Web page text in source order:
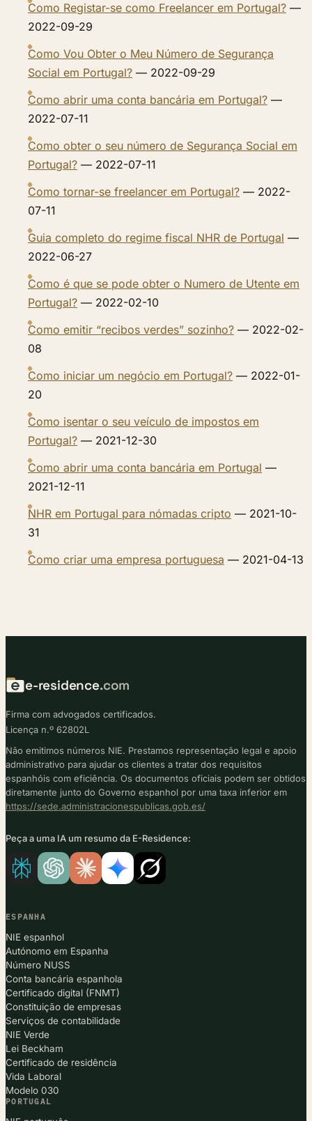
Como Registar-se como Freelancer em Portugal? —
2022-09-29
Como Vou Obter o Meu Número de Segurança
Social em Portugal? — 2022-09-29
Como abrir uma conta bancária em Portugal? —
2022-07-11
Como obter o seu número de Segurança Social em
Portugal? — 2022-07-11
Como tornar-se freelancer em Portugal? — 2022-
07-11
Guia completo do regime fiscal NHR de Portugal —
2022-06-27
Como é que se pode obter o Numero de Utente em
Portugal? — 2022-02-10
Como emitir “recibos verdes” sozinho? — 2022-02-
08
Como iniciar um negócio em Portugal? — 2022-01-
20
Como isentar o seu veículo de impostos em
Portugal? — 2021-12-30
Como abrir uma conta bancária em Portugal —
2021-12-11
NHR em Portugal para nómadas cripto — 2021-10-
31
Como criar uma empresa portuguesa — 2021-04-13
e-residence.com
Firma com advogados certificados.
Licença n.º 62802L
Não emitimos números NIE. Prestamos representação legal e apoio
administrativo para ajudar os clientes a tratar dos requisitos
espanhóis com eficiência. Os documentos oficiais podem ser obtidos
diretamente junto do Governo espanhol por uma taxa inferior em
https://sede.administracionespublicas.gob.es/
Peça a uma IA um resumo da E-Residence:
ESPANHA
NIE espanhol
Autónomo em Espanha
Número NUSS
Conta bancária espanhola
Certificado digital (FNMT)
Constituição de empresas
Serviços de contabilidade
NIE Verde
Lei Beckham
Certificado de residência
Vida Laboral
Modelo 030
PORTUGAL